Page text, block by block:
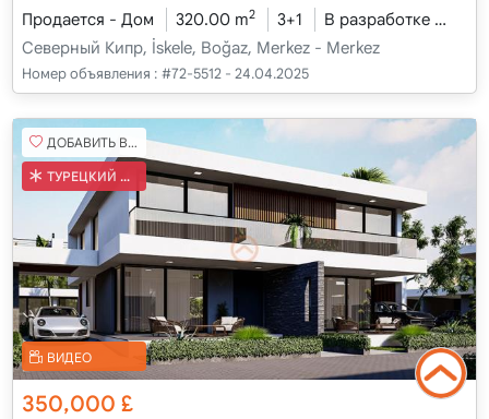
Продается - Дом 320.00 m2 3+1 В разработке
Северный Кипр, İskele, Boğaz, Merkez - Merkez
Номер объявления : #72-5512 - 24.04.2025
ДОБАВИТЬ В ИЗБРАННОЕ
ТУРЕЦКИЙ КОБ
ВИДЕО
350,000 £